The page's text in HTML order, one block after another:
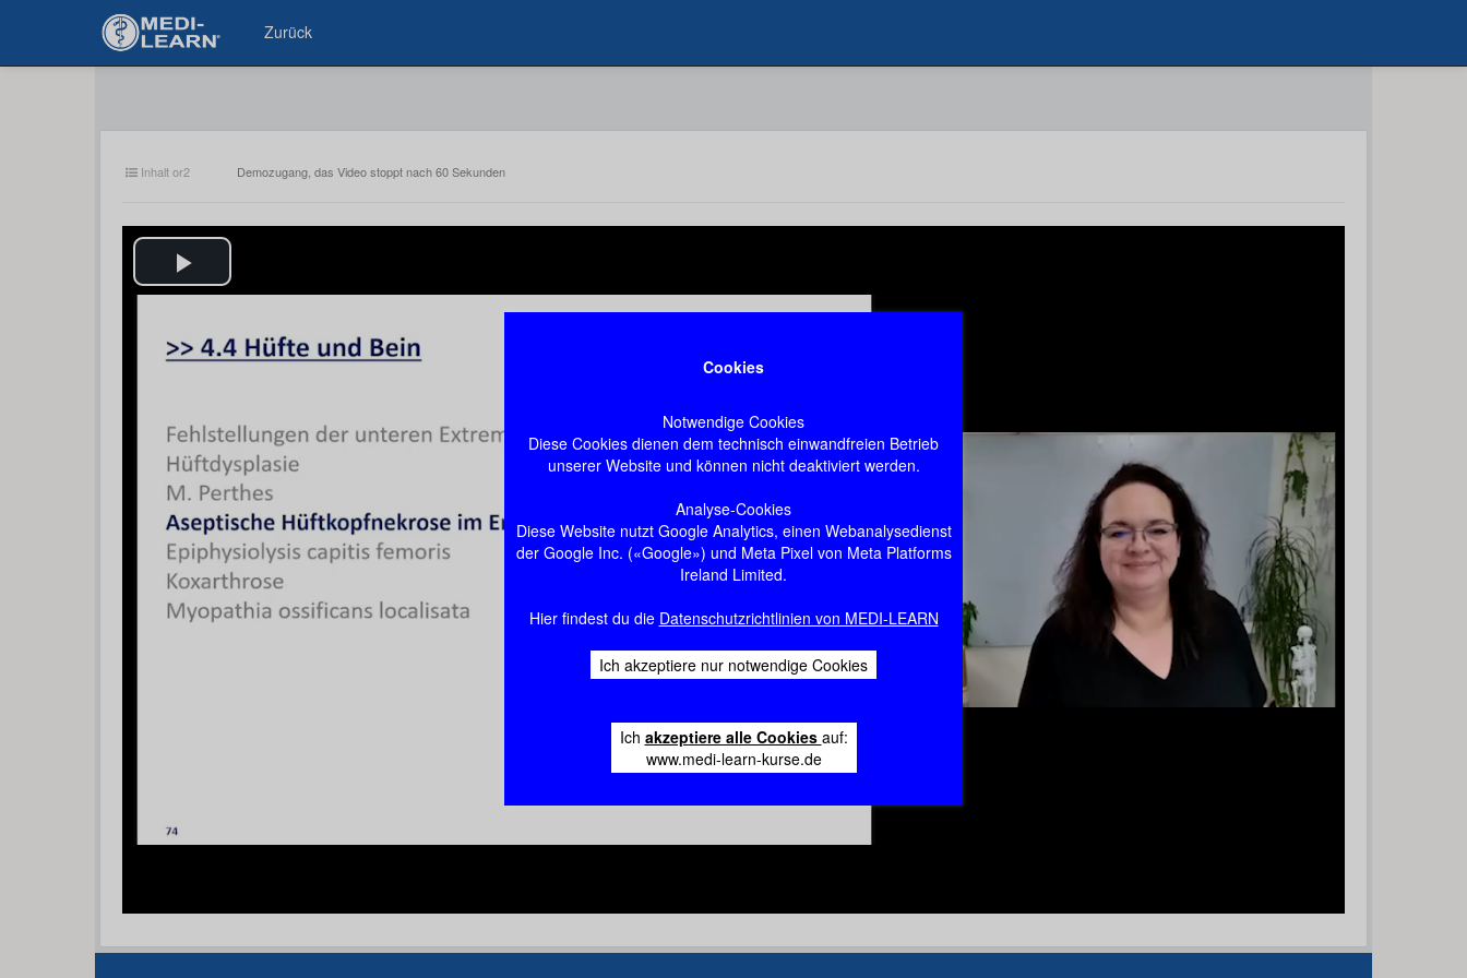
Cookies
Notwendige Cookies
Diese Cookies dienen dem technisch einwandfreien Betrieb
unserer Website und können nicht deaktiviert werden.
Analyse-Cookies
Diese Website nutzt Google Analytics, einen Webanalysedienst
der Google Inc. («Google») und Meta Pixel von Meta Platforms
Ireland Limited.
Hier findest du die Datenschutzrichtlinien von MEDI-LEARN
Ich akzeptiere nur notwendige Cookies
Ich akzeptiere alle Cookies auf:
www.medi-learn-kurse.de
Zurück
Inhalt or2 Demozugang, das Video stoppt nach 60 Sekunden
Play
Video